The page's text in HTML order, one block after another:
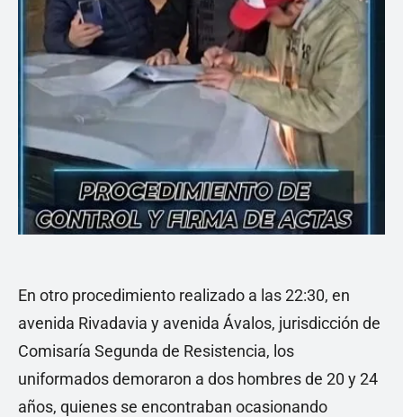
En otro procedimiento realizado a las 22:30, en
avenida Rivadavia y avenida Ávalos, jurisdicción de
Comisaría Segunda de Resistencia, los
uniformados demoraron a dos hombres de 20 y 24
años, quienes se encontraban ocasionando